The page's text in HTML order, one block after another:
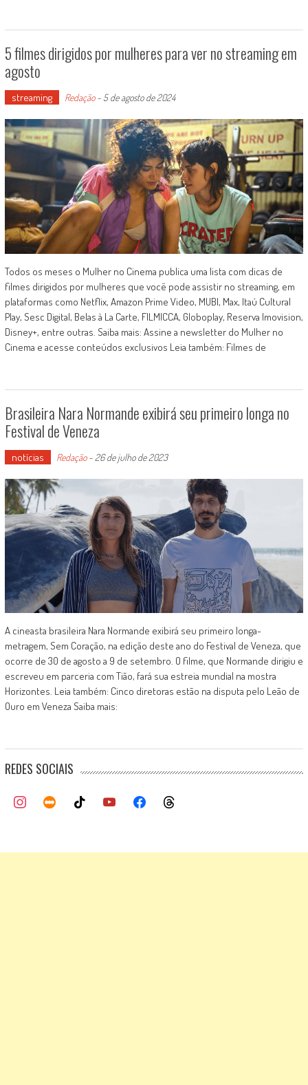
5 filmes dirigidos por mulheres para ver no streaming em
agosto
streaming Redação- 5 de agosto de 2024
Todos os meses o Mulher no Cinema publica uma lista com dicas de
filmes dirigidos por mulheres que você pode assistir no streaming, em
plataformas como Netflix, Amazon Prime Video, MUBI, Max, Itaú Cultural
Play, Sesc Digital, Belas à La Carte, FILMICCA, Globoplay, Reserva Imovision,
Disney+, entre outras. Saiba mais: Assine a newsletter do Mulher no
Cinema e acesse conteúdos exclusivos Leia também: Filmes de
Brasileira Nara Normande exibirá seu primeiro longa no
Festival de Veneza
notícias Redação- 26 de julho de 2023
A cineasta brasileira Nara Normande exibirá seu primeiro longa-
metragem, Sem Coração, na edição deste ano do Festival de Veneza, que
ocorre de 30 de agosto a 9 de setembro. O filme, que Normande dirigiu e
escreveu em parceria com Tião, fará sua estreia mundial na mostra
Horizontes. Leia também: Cinco diretoras estão na disputa pelo Leão de
Ouro em Veneza Saiba mais:
REDES SOCIAIS